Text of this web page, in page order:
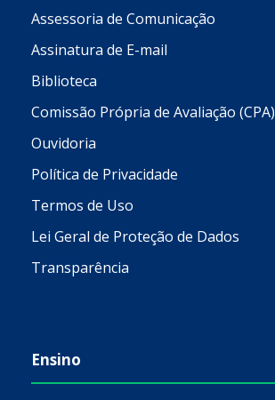
Assessoria de Comunicação
Assinatura de E-mail
Biblioteca
Comissão Própria de Avaliação (CPA)
Ouvidoria
Política de Privacidade
Termos de Uso
Lei Geral de Proteção de Dados
Transparência
Ensino